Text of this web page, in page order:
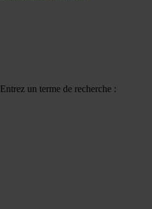
Entrez un terme de recherche :